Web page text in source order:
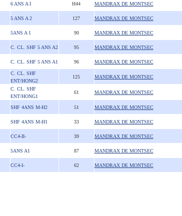
6 ANS A I H44 MANDRAX DE MONTSEC
5 ANS A 2 127 MANDRAX DE MONTSEC
5ANS A 1 90 MANDRAX DE MONTSEC
C. CL. SHF 5 ANS A2 95 MANDRAX DE MONTSEC
C. CL. SHF 5 ANS A1 96 MANDRAX DE MONTSEC
C. CL. SHF
ENT/HONG2
125 MANDRAX DE MONTSEC
C. CL. SHF
ENT/HONG1
61 MANDRAX DE MONTSEC
SHF 4ANS M-H2 51 MANDRAX DE MONTSEC
SHF 4ANS M-H1 33 MANDRAX DE MONTSEC
CC4-II- 39 MANDRAX DE MONTSEC
5ANS A1 87 MANDRAX DE MONTSEC
CC4-I- 62 MANDRAX DE MONTSEC